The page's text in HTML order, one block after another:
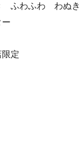
ふわふわ わぬき
定